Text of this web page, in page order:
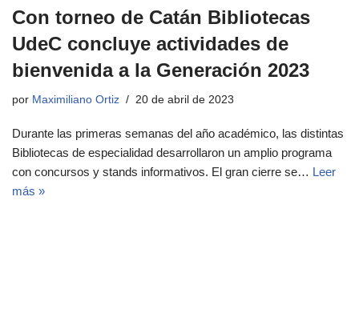
Con torneo de Catán Bibliotecas
UdeC concluye actividades de
bienvenida a la Generación 2023
por Maximiliano Ortiz 20 de abril de 2023
Durante las primeras semanas del año académico, las distintas
Bibliotecas de especialidad desarrollaron un amplio programa
con concursos y stands informativos. El gran cierre se… Leer
más »